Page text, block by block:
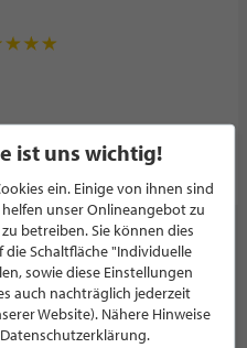
ZEIGEN
& BARS
ist uns wichtig!
ein. Einige von ihnen sind
unser Onlineangebot zu
betreiben. Sie können dies
Schaltfläche "Individuelle
sowie diese Einstellungen
auch nachträglich jederzeit
Website). Nähere Hinweise